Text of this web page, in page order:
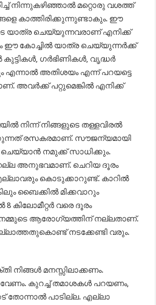
നിന്നുകഴിഞ്ഞാല്‍ മറ്റൊരു വശത്ത്
കാത്തിരിക്കുന്നുണ്ടാകും. ഈ
യാത്ര ചെയ്യുന്നവരാണ് എനിക്ക്
ഈ കോച്ചില്‍ യാത്ര ചെയ്യുന്നര്‍ക്ക്
ഗര്‍ഭിണികള്‍, വൃദ്ധര്‍
എന്നാല്‍ അതിശയം എന്ന് പറയട്ടെ
അവര്‍ക്ക് പറ്റുമെങ്കില്‍ എനിക്ക്
നിന്ന് നിങ്ങളുടെ തള്ളവിരല്‍
രസകരമാണ്. സൗജന്യമായി
നമുക്ക് സാധിക്കും.
അനുഭവമാണ്. ചെറിയ ദൂരം
കൊടുക്കാറുണ്ട്. കാറില്‍
ബൈക്കില്‍ മിക്കവാറും
വരെ ദൂരം
നമ്മുടെ ആരോഗ്യത്തിന് നല്ലതാണ്.
നടക്കേണ്ടി വരും.
നിങ്ങള്‍ മനസ്സിലാക്കണം.
കുറച്ച് തമാശകള്‍ പറയണം,
തോന്നാല്‍ പാടില്ല. എല്ലാ